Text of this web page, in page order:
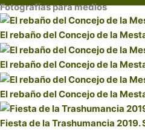
Fotografías para medios
El rebaño del Concejo de la
El rebaño del Concejo de la
El rebaño del Concejo de la
Fiesta de la Trashumancia 2019.